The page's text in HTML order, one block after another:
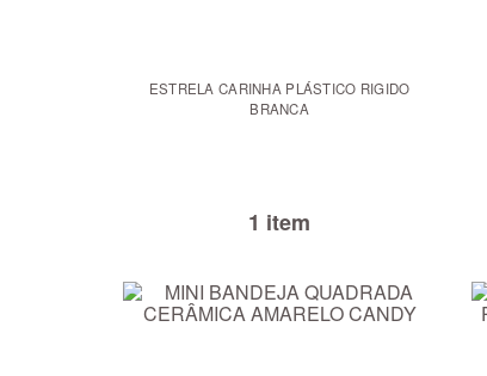
ESTRELA CARINHA PLÁSTICO RIGIDO
BRANCA
1 item